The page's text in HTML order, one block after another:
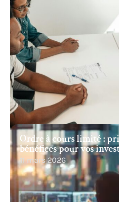
Ordre à cours limité :
bénéfices pour vos
11 mars 2026